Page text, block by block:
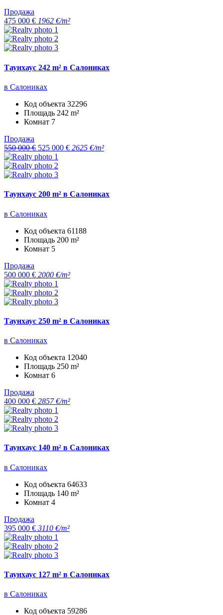
Продажа
475 000 € 1962 €/m²
Таунхаус 242 m² в Салониках
в Салониках
Код объекта 32296
Площадь 242 m²
Комнат 7
Продажа
550 000 € 525 000 € 2625 €/m²
Таунхаус 200 m² в Салониках
в Салониках
Код объекта 61188
Площадь 200 m²
Комнат 5
Продажа
500 000 € 2000 €/m²
Таунхаус 250 m² в Салониках
в Салониках
Код объекта 12040
Площадь 250 m²
Комнат 6
Продажа
400 000 € 2857 €/m²
Таунхаус 140 m² в Салониках
в Салониках
Код объекта 64633
Площадь 140 m²
Комнат 4
Продажа
395 000 € 3110 €/m²
Таунхаус 127 m² в Салониках
в Салониках
Код объекта 59286